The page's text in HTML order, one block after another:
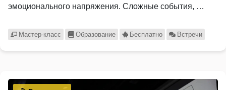
эмоционального напряжения. Сложные события, …
Мастер-класс Образование Бесплатно Встречи